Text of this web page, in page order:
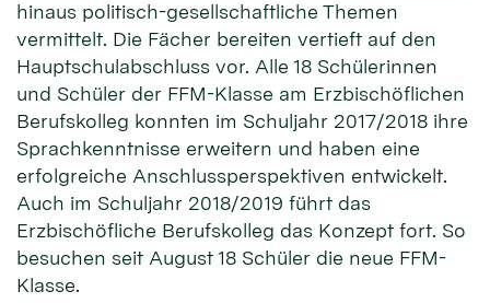
hinaus politisch-gesellschaftliche Themen
vermittelt. Die Fächer bereiten vertieft auf den
Hauptschulabschluss vor. Alle 18 Schülerinnen
und Schüler der FFM-Klasse am Erzbischöflichen
Berufskolleg konnten im Schuljahr 2017/2018 ihre
Sprachkenntnisse erweitern und haben eine
erfolgreiche Anschlussperspektiven entwickelt.
Auch im Schuljahr 2018/2019 führt das
Erzbischöfliche Berufskolleg das Konzept fort. So
besuchen seit August 18 Schüler die neue FFM-
Klasse.